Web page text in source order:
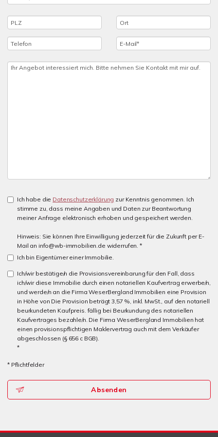
Ich habe die Datenschutzerklärung zur Kenntnis genommen. Ich
stimme zu, dass meine Angaben und Daten zur Beantwortung
meiner Anfrage elektronisch erhoben und gespeichert werden.
Hinweis: Sie können Ihre Einwilligung jederzeit für die Zukunft per E-
Mail an info@wb-immobilien.de widerrufen. *
Ich bin Eigentümer einer Immobilie.
Ich/wir bestätige/n die Provisionsvereinbarung für den Fall, dass
ich/wir diese Immobilie durch einen notariellen Kaufvertrag erwerbe/n,
und werde/n an die Firma WeserBergland Immobilien eine Provision
in Höhe von Die Provision beträgt 3,57 %, inkl. MwSt., auf den notariell
beurkundeten Kaufpreis. fällig bei Beurkundung des notariellen
Kaufvertrages bezahle/n. Die Firma WeserBergland Immobilien hat
einen provisionspflichtigen Maklervertrag auch mit dem Verkäufer
abgeschlossen (§ 656 c BGB).
*
* Pflichtfelder
Absenden